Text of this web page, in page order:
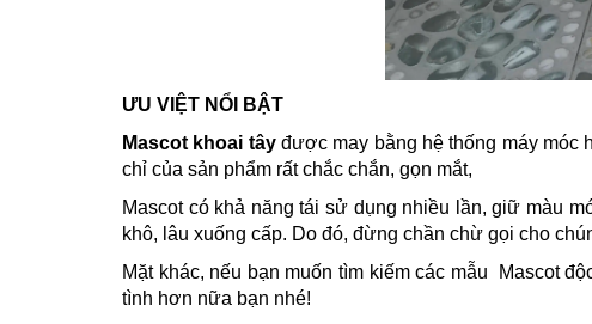
ƯU VIỆT NỔI BẬT
Mascot khoai tâyđược may bằng hệ thống máy móc
chỉ của sản phẩm rất chắc chắn, gọn mắt,
Mascot có khả năng tái sử dụng nhiều lần, giữ màu
khô, lâu xuống cấp. Do đó, đừng chần chừ gọi cho
Mặt khác, nếu bạn muốn tìm kiếm các mẫu Mascot
tình hơn nữa bạn nhé!